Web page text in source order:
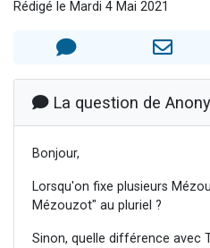
Il reste 49
12 nouvelles
Rédigé le Mardi 4 Mai 2021
La question de
Bonjour,
Lorsqu'on fixe plusieurs
Mézouzot" au pluriel ?
Sinon, quelle différence avec